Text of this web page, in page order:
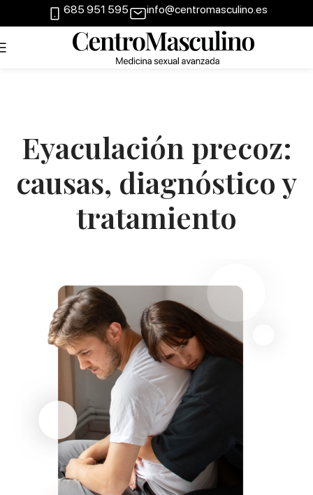
685 951 595 info@centromasculino.es
Eyaculación precoz:
causas, diagnóstico y
tratamiento